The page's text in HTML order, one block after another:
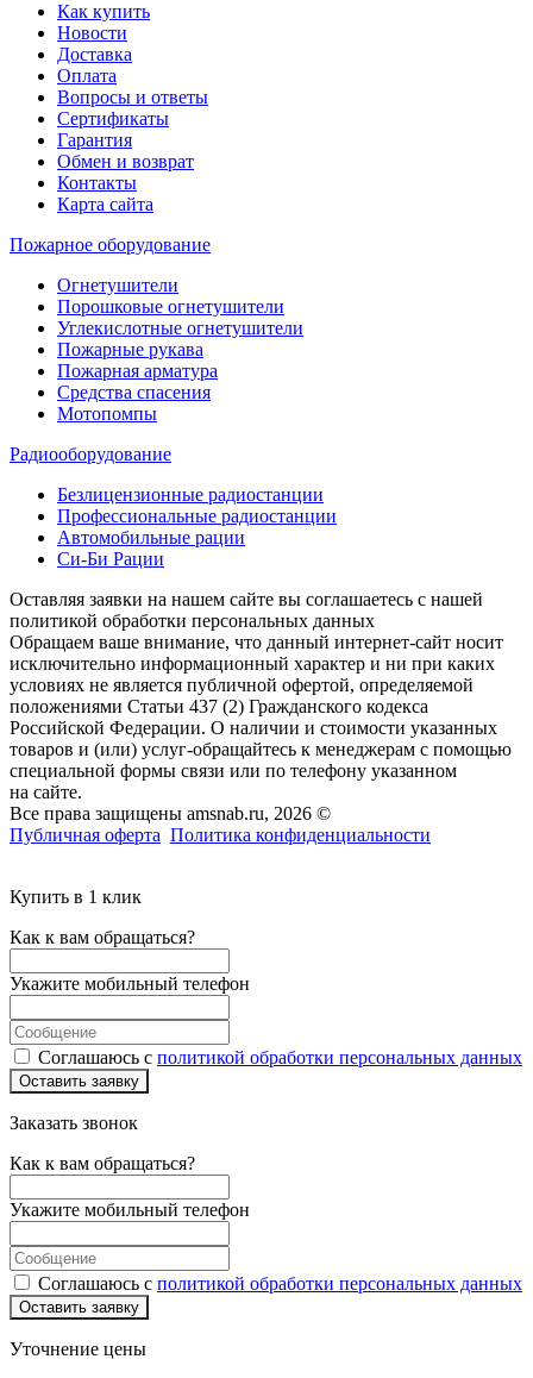
Как купить
Новости
Доставка
Оплата
Вопросы и ответы
Сертификаты
Гарантия
Обмен и возврат
Контакты
Карта сайта
Пожарное оборудование
Огнетушители
Порошковые огнетушители
Углекислотные огнетушители
Пожарные рукава
Пожарная арматура
Средства спасения
Мотопомпы
Радиооборудование
Безлицензионные радиостанции
Профессиональные радиостанции
Автомобильные рации
Си-Би Рации
Оставляя заявки на нашем сайте вы соглашаетесь с нашей
политикой обработки персональных данных
Обращаем ваше внимание, что данный интернет-сайт носит
исключительно информационный характер и ни при каких
условиях не является публичной офертой, определяемой
положениями Статьи 437 (2) Гражданского кодекса
Российской Федерации. О наличии и стоимости указанных
товаров и (или) услуг-обращайтесь к менеджерам с помощью
специальной формы связи или по телефону указанном
на сайте.
Все права защищены amsnab.ru, 2026 ©
Публичная оферта Политика конфиденциальности
Купить в 1 клик
Как к вам обращаться?
Укажите мобильный телефон
Соглашаюсь с политикой обработки персональных данных
Оставить заявку
Заказать звонок
Как к вам обращаться?
Укажите мобильный телефон
Соглашаюсь с политикой обработки персональных данных
Оставить заявку
Уточнение цены